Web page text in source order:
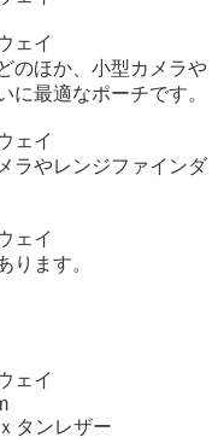
のほか、小型カメラや
に最適なポーチです。
ラやレンジファインダ
ります。
タンレザー